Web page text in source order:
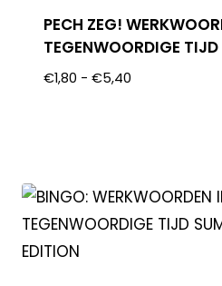
PECH ZEG!
TEGENWOORDIGE
€1,80 - €5,40